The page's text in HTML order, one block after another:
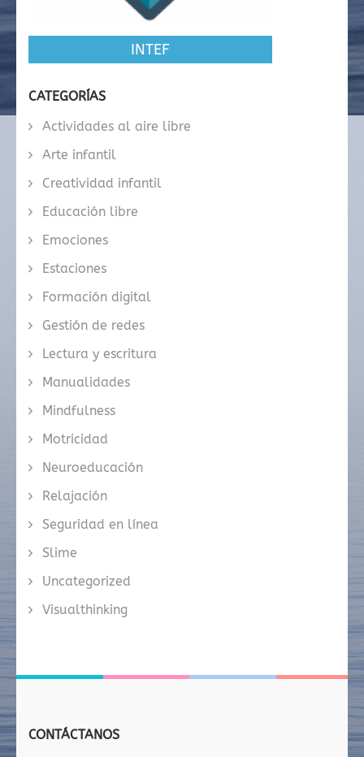
INTEF
CATEGORÍAS
Actividades al aire libre
Arte infantil
Creatividad infantil
Educación libre
Emociones
Estaciones
Formación digital
Gestión de redes
Lectura y escritura
Manualidades
Mindfulness
Motricidad
Neuroeducación
Relajación
Seguridad en línea
Slime
Uncategorized
Visualthinking
CONTÁCTANOS